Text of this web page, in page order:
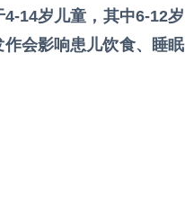
14岁儿童，其中6-12岁
会影响患儿饮食、睡眠